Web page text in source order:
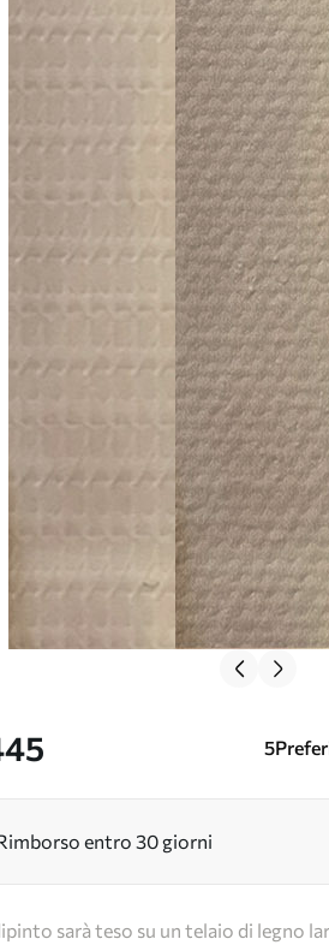
5
entro 30 giorni
sarà teso su un telaio di legno